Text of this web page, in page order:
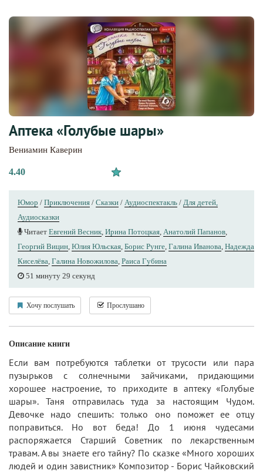
Аптека «Голубые шары»
Вениамин Каверин
4.40
Юмор / Приключения / Сказки / Аудиоспектакль / Для детей,
Аудиосказки
Читает Евгений Весник, Ирина Потоцкая, Анатолий Папанов,
Георгий Вицин, Юлия Юльская, Борис Рунге, Галина Иванова, Надежда
Киселёва, Галина Новожилова, Раиса Губина
51 минуту 29 секунд
Хочу послушать Прослушано
Описание книги
Если вам потребуются таблетки от трусости или пара
пузырьков с солнечными зайчиками, придающими
хорошее настроение, то приходите в аптеку «Голубые
шары». Таня отправилась туда за настоящим Чудом.
Девочке надо спешить: только оно поможет ее отцу
поправиться. Но вот беда! До 1 июня чудесами
распоряжается Старший Советник по лекарственным
травам. А вы знаете его тайну? По сказке «Много хороших
людей и один завистник» Композитор - Борис Чайковский